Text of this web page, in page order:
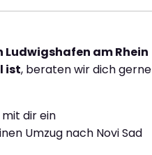
Ludwigshafen am Rhein
ist, beraten wir dich gerne
dir ein
Umzug nach Novi Sad